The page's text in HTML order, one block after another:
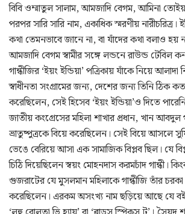
বিবি ওম্মাতুল সালাম, আমজাদি বেগম, আমিনা
পরপর সারি সারি নাম, একাধিক স্মরণীয়
কথা তেমনভাবে জানে না, বা যাঁদের কথা বলাও হয়
আমজাদি বেগম স্বামীর সঙ্গে লন্ডনে রাউন্ড টেবিল
গান্ধীজির ‘ইয়ং ইন্ডিয়া’ পত্রিকায় যাঁকে নিয়ে
স্বাধীনতা সংগ্রামের জন্য, দেশের জন্য তিনি ঠিক
করেছিলেন, সেই হিসেব ‘ইয়ং ইন্ডিয়া’ও দিতে
জাতীয় কংগ্রেসের মহিলা শাখার প্রধান, খান
ভ্রাতুষ্পুত্রকে বিয়ে করেছিলেন। সেই বিয়ে আসলে
ভেঙে বেরিয়ে আসা এক সামাজিক বিপ্লব ছিল। যে
চিঠি দিয়েছিলেন স্বয়ং মোহনদাস করমচাঁদ গান্ধী।
গুজরাটের যে মুসলমান মহিলাকে গান্ধীজি তাঁর চরকা
করেছিলেন। এরকম অসংখ্য নাম ছড়িয়ে আছে যে